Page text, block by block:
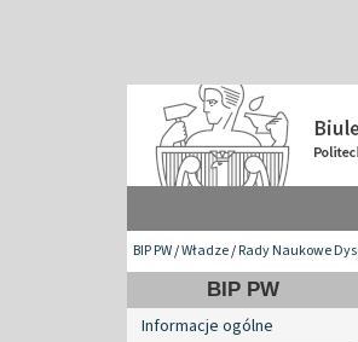
BIP PW/Władze/Rady Naukowe
BIP PW
Informacje ogólne